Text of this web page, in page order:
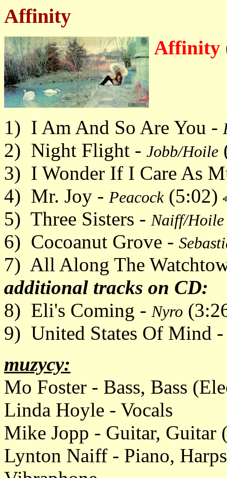
Affinity
Affinity
1) I Am And So Are You -
2) Night Flight - Jobb/Hoile
3) I Wonder If I Care As
4) Mr. Joy - Peacock(5:02)
5) Three Sisters - Naiff/Hoile
6) Cocoanut Grove -
7) All Along The
additional tracks on CD:
8) Eli's Coming - Nyro
9) United States Of Mind
muzycy:
Mo Foster - Bass, Bass
Linda Hoyle - Vocals
Mike Jopp - Guitar, Guitar
Lynton Naiff - Piano,